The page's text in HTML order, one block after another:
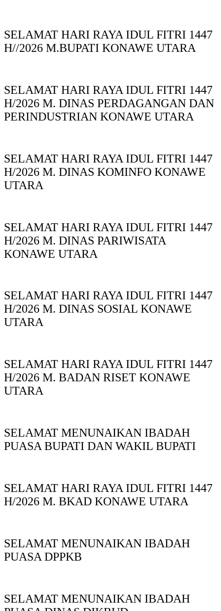
SELAMAT HARI RAYA IDUL FITRI 1447
H//2026 M.BUPATI KONAWE UTARA
SELAMAT HARI RAYA IDUL FITRI 1447
H/2026 M. DINAS PERDAGANGAN DAN
PERINDUSTRIAN KONAWE UTARA
SELAMAT HARI RAYA IDUL FITRI 1447
H/2026 M. DINAS KOMINFO KONAWE
UTARA
SELAMAT HARI RAYA IDUL FITRI 1447
H/2026 M. DINAS PARIWISATA
KONAWE UTARA
SELAMAT HARI RAYA IDUL FITRI 1447
H/2026 M. DINAS SOSIAL KONAWE
UTARA
SELAMAT HARI RAYA IDUL FITRI 1447
H/2026 M. BADAN RISET KONAWE
UTARA
SELAMAT MENUNAIKAN IBADAH
PUASA BUPATI DAN WAKIL BUPATI
SELAMAT HARI RAYA IDUL FITRI 1447
H/2026 M. BKAD KONAWE UTARA
SELAMAT MENUNAIKAN IBADAH
PUASA DPPKB
SELAMAT MENUNAIKAN IBADAH